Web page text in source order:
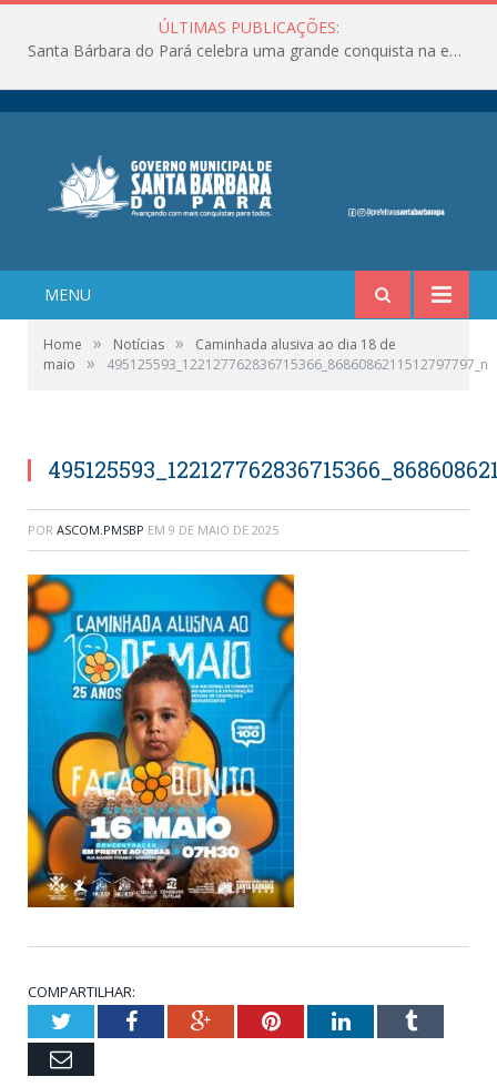
ÚLTIMAS PUBLICAÇÕES:
Santa Bárbara do Pará celebra uma grande conquista na educação!
MENU
Home » Notícias »
Caminhada alusiva ao dia 18 de
maio
» 495125593_122127762836715366_8686086211512797797_n
POR ASCOM.PMSBP EM 9 DE MAIO DE 2025
COMPARTILHAR:
TwitterFacebookGoogle+PinterestLinkedInTumblr
Email